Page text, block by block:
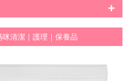
+
咪清潔｜護理｜保養品